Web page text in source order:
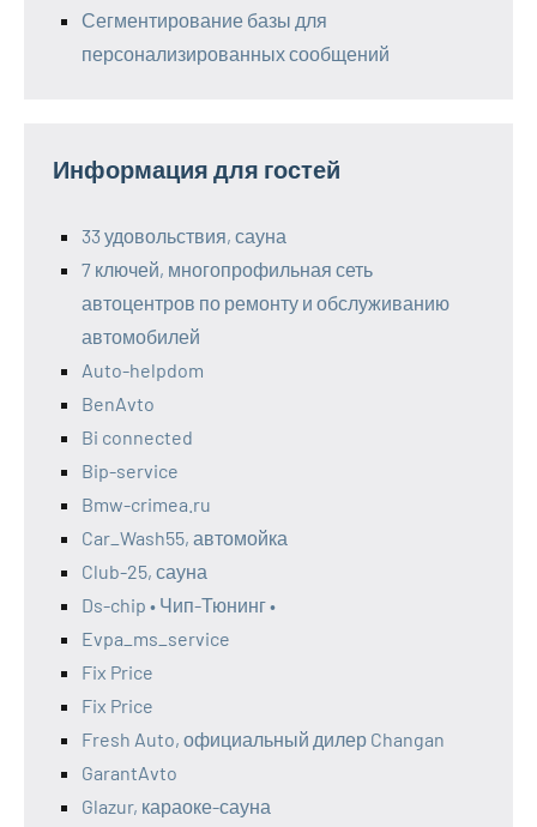
Сегментирование базы для
персонализированных сообщений
Информация для гостей
33 удовольствия, сауна
7 ключей, многопрофильная сеть
автоцентров по ремонту и обслуживанию
автомобилей
Auto-helpdom
BenAvto
Bi connected
Bip-service
Bmw-crimea.ru
Car_Wash55, автомойка
Club-25, сауна
Ds-chip • Чип-Тюнинг •
Evpa_ms_service
Fix Price
Fix Price
Fresh Auto, официальный дилер Changan
GarantAvto
Glazur, караоке-сауна